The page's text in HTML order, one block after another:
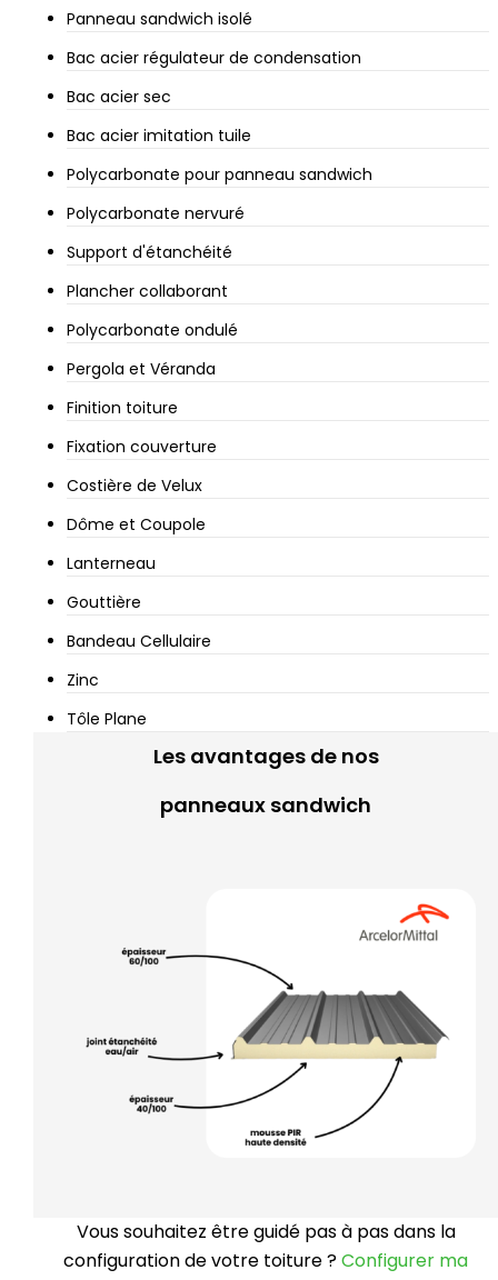
Panneau sandwich isolé
Bac acier régulateur de condensation
Bac acier sec
Bac acier imitation tuile
Polycarbonate pour panneau sandwich
Polycarbonate nervuré
Support d'étanchéité
Plancher collaborant
Polycarbonate ondulé
Pergola et Véranda
Finition toiture
Fixation couverture
Costière de Velux
Dôme et Coupole
Lanterneau
Gouttière
Bandeau Cellulaire
Zinc
Tôle Plane
Les avantages de nos
panneaux sandwich
Vous souhaitez être guidé pas à pas dans la
configuration de votre toiture ?Configurer ma